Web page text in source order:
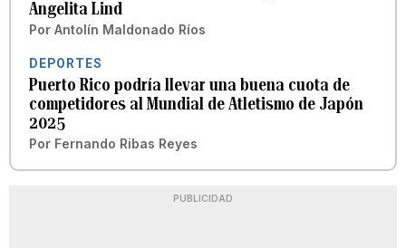
Angelita Lind
Por Antolín Maldonado Ríos
DEPORTES
Puerto Rico podría llevar una buena cuota de
competidores al Mundial de Atletismo de Japón
2025
Por Fernando Ribas Reyes
PUBLICIDAD